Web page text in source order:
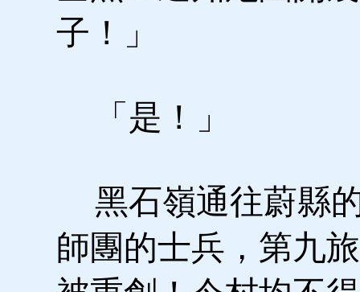
子！」
「是！」
黑石嶺通往蔚縣
師團的士兵，第九